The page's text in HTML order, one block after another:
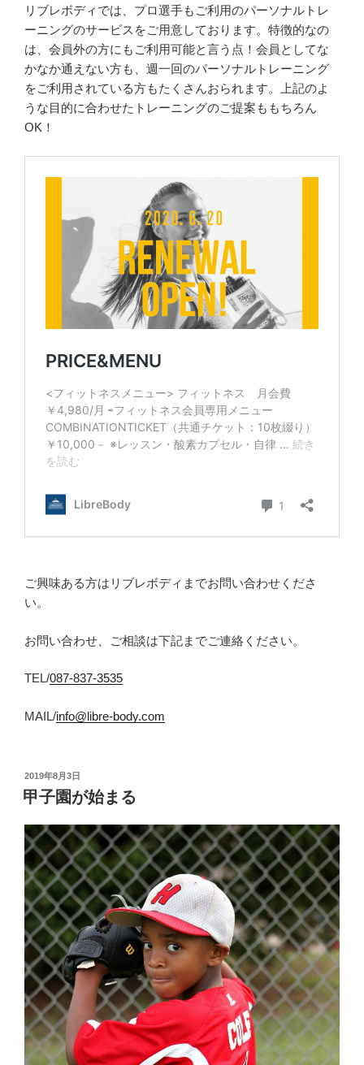
リブレボディでは、プロ選手もご利用のパーソナルトレ
ーニングのサービスをご用意しております。特徴的なの
は、会員外の方にもご利用可能と言う点！会員としてな
かなか通えない方も、週一回のパーソナルトレーニング
をご利用されている方もたくさんおられます。上記のよ
うな目的に合わせたトレーニングのご提案ももちろん
OK！
ご興味ある方はリブレボディまでお問い合わせくださ
い。
お問い合わせ、ご相談は下記までご連絡ください。
TEL/087-837-3535
MAIL/info@libre-body.com
投
稿
日:
2019年8月3日
甲子園が始まる